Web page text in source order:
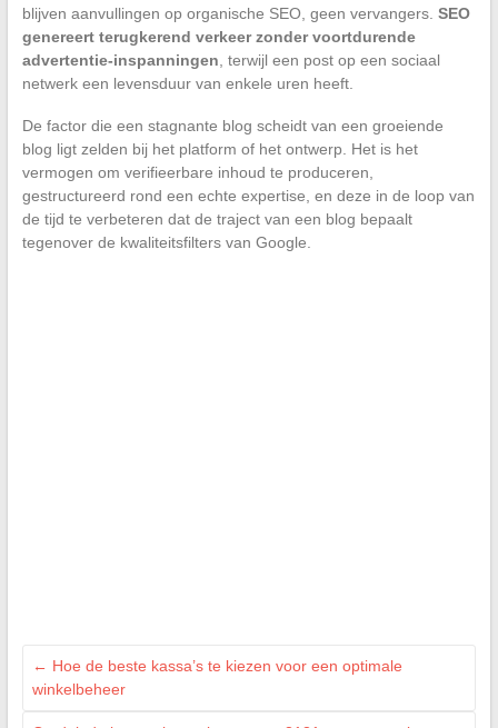
blijven aanvullingen op organische SEO, geen vervangers. SEO
genereert terugkerend verkeer zonder voortdurende
advertentie-inspanningen , terwijl een post op een sociaal
netwerk een levensduur van enkele uren heeft.
De factor die een stagnante blog scheidt van een groeiende
blog ligt zelden bij het platform of het ontwerp. Het is het
vermogen om verifieerbare inhoud te produceren,
gestructureerd rond een echte expertise, en deze in de loop van
de tijd te verbeteren dat de traject van een blog bepaalt
tegenover de kwaliteitsfilters van Google.
← Hoe de beste kassa’s te kiezen voor een optimale
winkelbeheer